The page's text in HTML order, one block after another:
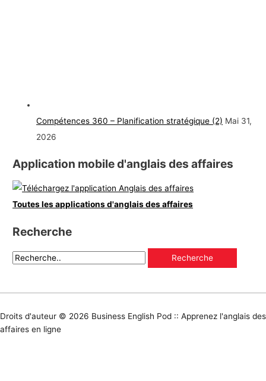
Compétences 360 – Planification stratégique (2) Mai 31,
2026
Application mobile d'anglais des affaires
Toutes les applications d'anglais des affaires
Recherche
Droits d'auteur © 2026 Business English Pod :: Apprenez l'anglais des
affaires en ligne